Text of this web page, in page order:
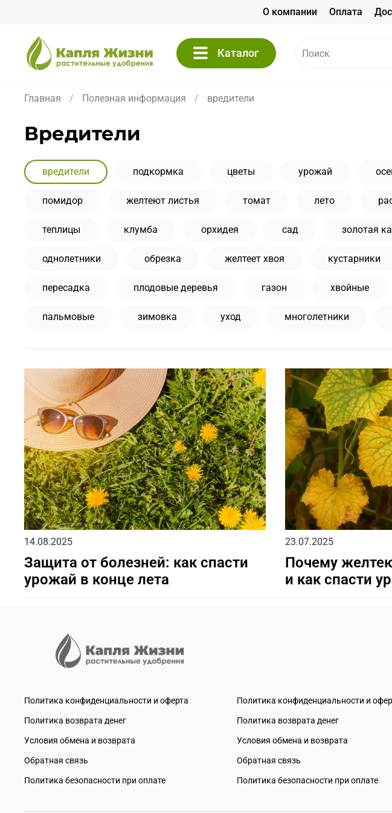
О компании Оплата
Каталог
Главная Полезная информация вредители
вредители
вредители подкормка цветы урожай
помидор желтеют листья томат лето
теплицы клумба орхидея сад золотая
однолетники обрезка желтеет хвоя кустарники
пересадка плодовые деревья газон хвойные
пальмовые зимовка уход многолетники
14.08.2025
Защита от болезней: как спасти
урожай в конце лета
23.07.2025
Почему
и как спасти
Политика конфиденциальности и оферта
Политика возврата денег
Условия обмена и возврата
Обратная связь
Политика безопасности при оплате
Политика конфиденциальности и
Политика возврата денег
Условия обмена и возврата
Обратная связь
Политика безопасности при оплате